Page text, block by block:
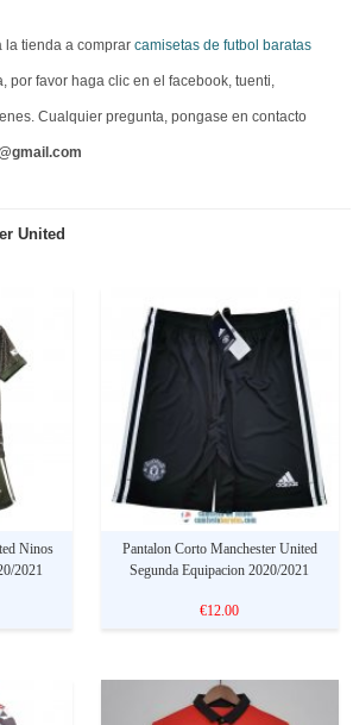
la tienda a comprar camisetas de futbol baratas
por favor haga clic en el facebook, tuenti,
Cualquier pregunta, pongase en contacto
United
Ninos
2021
Pantalon Corto Manchester United
Segunda Equipacion 2020/2021
€12.00